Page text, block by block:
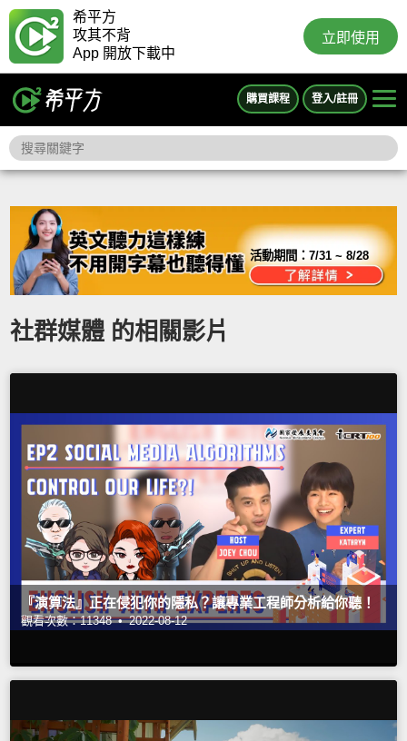
希平方
攻其不背
App 開放下載中
立即使用
購買課程 登入/註冊
活動期間：7/31 ~ 8/28
社群媒體 的相關影片
『演算法』正在侵犯你的隱私？讓專業工程師分析給你聽！
觀看次數：11348 • 2022-08-12